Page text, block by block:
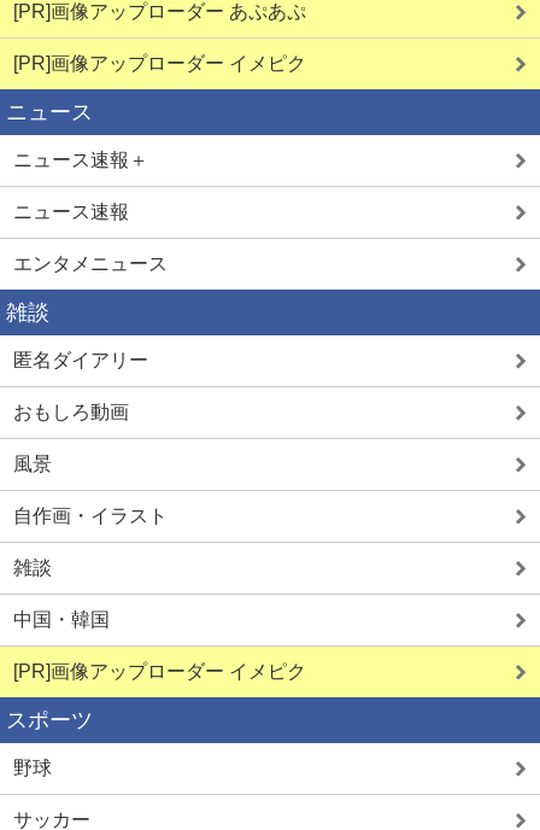
[PR]画像アップローダー あぷあぷ
[PR]画像アップローダー イメピク
ニュース
ニュース速報＋
ニュース速報
エンタメニュース
雑談
匿名ダイアリー
おもしろ動画
風景
自作画・イラスト
雑談
中国・韓国
[PR]画像アップローダー イメピク
スポーツ
野球
サッカー